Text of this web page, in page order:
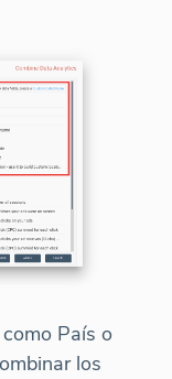
País o
los